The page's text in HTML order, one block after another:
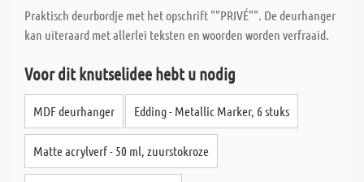
Praktisch deurbordje met het opschrift ""PRIVÉ"". De deurhanger
kan uiteraard met allerlei teksten en woorden worden verfraaid.
Voor dit knutselidee hebt u nodig
MDF deurhanger Edding - Metallic Marker, 6 stuks
Matte acrylverf - 50 ml, zuurstokroze